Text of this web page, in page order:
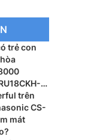
trẻ con
trên
CS-
mát